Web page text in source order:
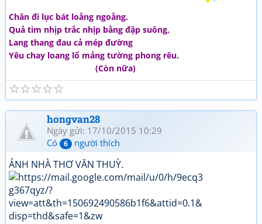
Chân đi lục bát loằng ngoằng.
Quả tim nhịp trắc nhịp bằng đập suông,
Lang thang đau cả mép đường
Yêu chay loang lổ mảng tường phong rêu.
(Còn nữa)
☆
☆
☆
☆
☆
hongvan28
Ngày gửi: 17/10/2015 10:29
Có
6 người thích
ẢNH NHÀ THƠ VĂN THUỲ.